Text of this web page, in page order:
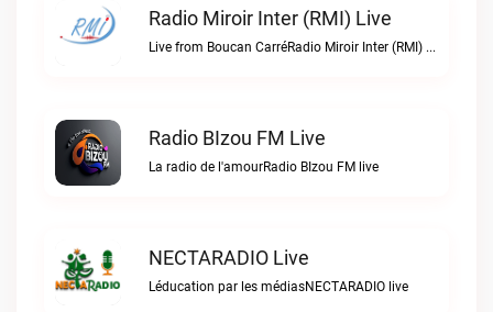
Radio Miroir Inter (RMI) Live
Live from Boucan CarréRadio Miroir Inter (RMI) live
Radio BIzou FM Live
La radio de l'amourRadio BIzou FM live
NECTARADIO Live
Léducation par les médiasNECTARADIO live